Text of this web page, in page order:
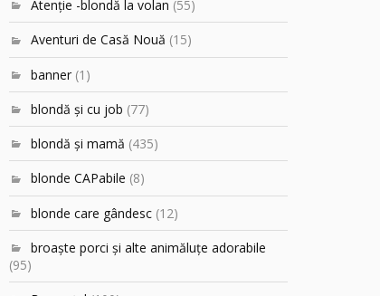
Atenţie -blondă la volan (55)
Aventuri de Casă Nouă (15)
banner (1)
blondă şi cu job (77)
blondă şi mamă (435)
blonde CAPabile (8)
blonde care gândesc (12)
broaşte porci şi alte animăluţe adorabile
(95)